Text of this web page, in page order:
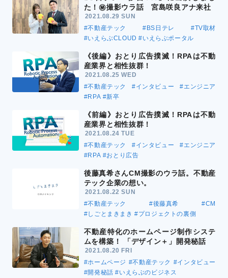
た！㊙撮影ウラ話 宮島咲良アナ来社
2021.08.29 SUN
#不動産テック
#BS日テレ
#TV取材
#いえらぶCLOUD #いえらぶポータル
《後編》おとり広告撲滅！RPAは不動
産業界と相性抜群！
2021.08.25 WED
#不動産テック
#インタビュー
#エンジニア
#RPA #新卒
《前編》おとり広告撲滅！RPAは不動
産業界と相性抜群！
2021.08.24 TUE
#不動産テック
#インタビュー
#エンジニア
#RPA #おとり広告
後藤真希さんCM撮影のウラ話。不動産
テック企業の想い。
2021.08.22 SUN
#不動産テック
#後藤真希
#CM
#しごとまきまき #プロジェクトの裏側
不動産特化のホームページ制作システ
ムを構築！ 「デザイン＋」開発秘話
2021.08.20 FRI
#ホームページ #不動産テック #インタビュー
#開発秘話 #いえらぶのビジネス